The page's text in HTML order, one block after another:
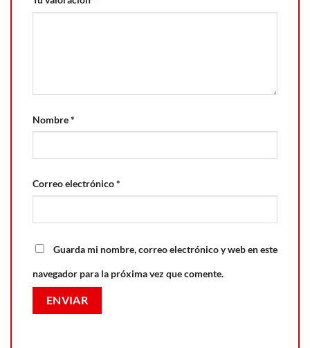
Nombre*
Correo electrónico*
Guarda mi nombre, correo electrónico y web en este
navegador para la próxima vez que comente.